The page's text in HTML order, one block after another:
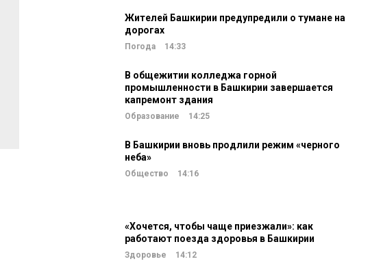
Жителей Башкирии предупредили о тумане на
дорогах
Погода 14:33
В общежитии колледжа горной
промышленности в Башкирии завершается
капремонт здания
Образование 14:25
В Башкирии вновь продлили режим «черного
неба»
Общество 14:16
«Хочется, чтобы чаще приезжали»: как
работают поезда здоровья в Башкирии
Здоровье 14:12